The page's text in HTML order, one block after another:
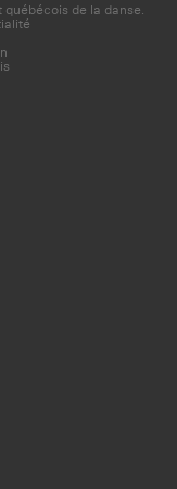
de la danse.